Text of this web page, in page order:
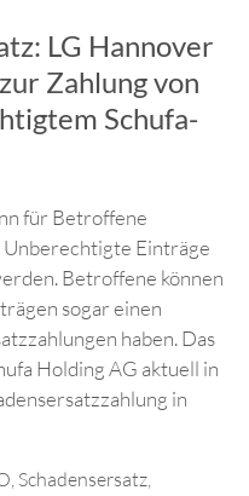
LG Hannover
Zahlung von
Schufa-
für Betroffene
Unberechtigte Einträge
Betroffene können
sogar einen
haben. Das
Holding AG aktuell in
in
, Schadensersatz,